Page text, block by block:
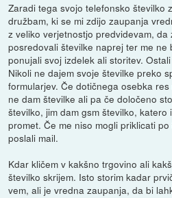
Zaradi tega svojo telefonsko številko
družbam, ki se mi zdijo zaupanja
z veliko verjetnostjo predvidevam,
posredovali številke naprej ter me ne
ponujali svoj izdelek ali storitev.
Nikoli ne dajem svoje številke preko
formularjev. Če dotičnega osebka
ne dam številke ali pa če določeno
številko, jim dam gsm številko,
promet. Če me niso mogli priklicati
poslali mail.
Kdar kličem v kakšno trgovino ali
številko skrijem. Isto storim kadar
vem, ali je vredna zaupanja, da bi